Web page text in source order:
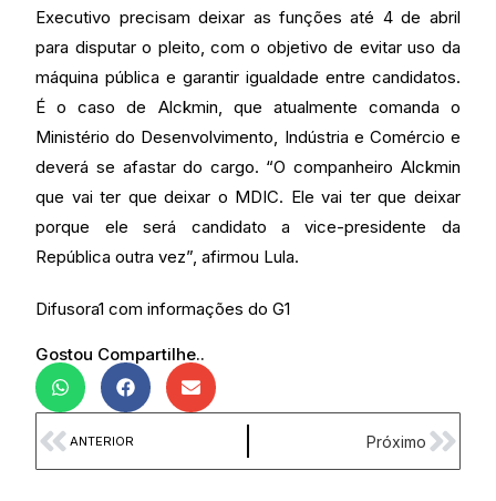
Executivo precisam deixar as funções até 4 de abril
para disputar o pleito, com o objetivo de evitar uso da
máquina pública e garantir igualdade entre candidatos.
É o caso de Alckmin, que atualmente comanda o
Ministério do Desenvolvimento, Indústria e Comércio e
deverá se afastar do cargo. “O companheiro Alckmin
que vai ter que deixar o MDIC. Ele vai ter que deixar
porque ele será candidato a vice-presidente da
República outra vez”, afirmou Lula.
Difusora1 com informações do G1
Gostou Compartilhe..
ANTERIOR Próximo